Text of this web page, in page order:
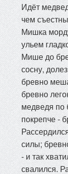
Идёт
чем
Мишка
ульем
Мише до
сосну,
бревно
бревно
медведя по
покрепче -
силы;
- и так
свалился.